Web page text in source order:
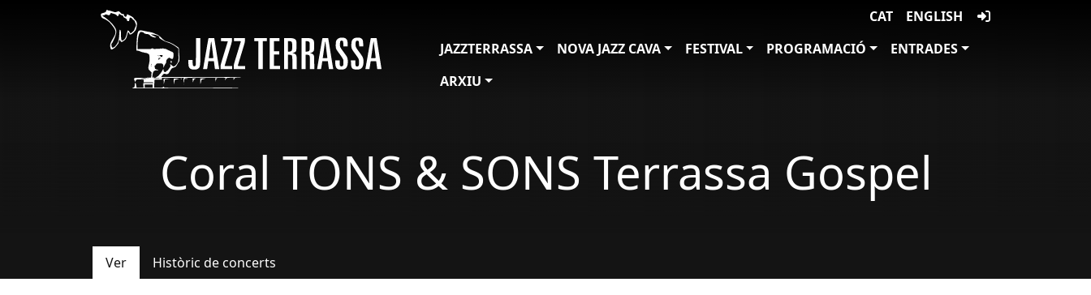
Pasar al contenido principal CAT
ENGLISH
JAZZTERRASSA
NOVA JAZZ CAVA FESTIVAL PROGRAMACIÓ
ENTRADES
ARXIU
Coral TONS & SONS Terrassa Gospel
Solapas principales
Ver Històric de concerts